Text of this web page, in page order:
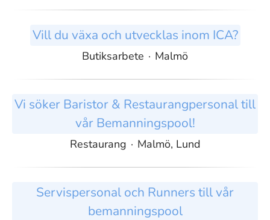
Vill du växa och utvecklas inom ICA?
Butiksarbete · Malmö
Vi söker Baristor & Restaurangpersonal till
vår Bemanningspool!
Restaurang · Malmö, Lund
Servispersonal och Runners till vår
bemanningspool